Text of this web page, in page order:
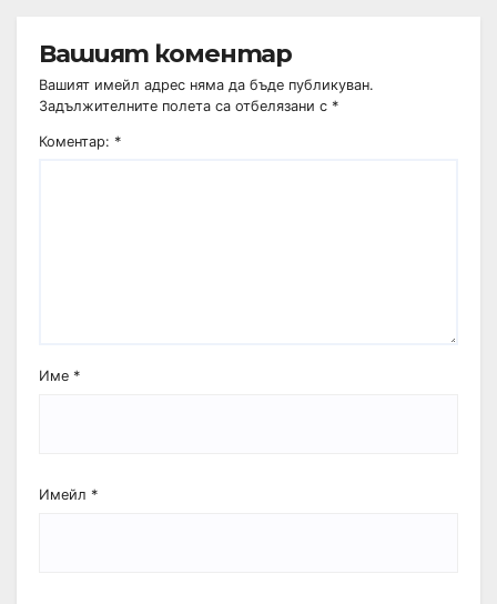
Вашият коментар
Вашият имейл адрес няма да бъде публикуван.
Задължителните полета са отбелязани с *
Коментар: *
Име *
Имейл *